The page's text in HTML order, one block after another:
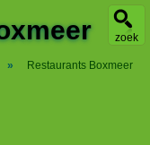
zoek
» Restaurants Boxmeer